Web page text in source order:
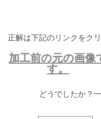
正解は下記のリンクをク
加工前の元の画像
す。
どうでしたか？